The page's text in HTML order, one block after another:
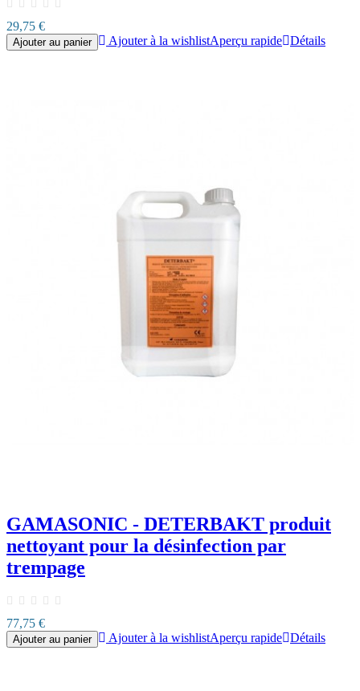
29,75 €
Ajouter au panier Ajouter à la wishlistAperçu rapide Détails
GAMASONIC - DETERBAKT produit
nettoyant pour la désinfection par
trempage
77,75 €
Ajouter au panier Ajouter à la wishlistAperçu rapide Détails